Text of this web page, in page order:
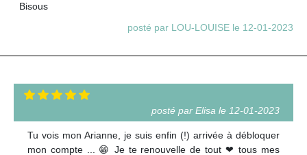
Bisous
posté par LOU-LOUISE le 12-01-2023
posté par Elisa le 12-01-2023
Tu vois mon Arianne, je suis enfin (!) arrivée à débloquer
mon compte ... 😁 Je te renouvelle de tout ❤ tous mes